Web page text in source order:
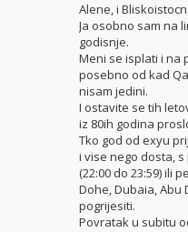
Alene, i
Ja osobno sam na
godisnje.
Meni se isplati i na
posebno od kad
nisam jedini.
I ostavite se tih
iz 80ih godina
Tko god od exyu
i vise nego dosta,
(22:00 do 23:59) ili
Dohe, Dubaia, Abu
pogrijesiti.
Povratak u subitu